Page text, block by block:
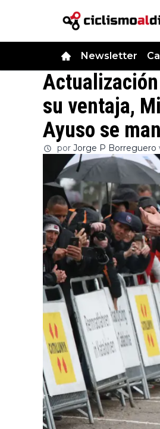
Newsletter
su ventaja,
Ayuso se
por Jorge P Borreguero